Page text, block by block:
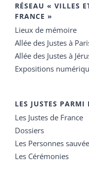
RÉSEAU « VILLES
FRANCE »
Lieux de mémoire
Allée des Justes à
Allée des Justes à
Expositions
LES JUSTES PARMI
Les Justes de France
Dossiers
Les Personnes
Les Cérémonies